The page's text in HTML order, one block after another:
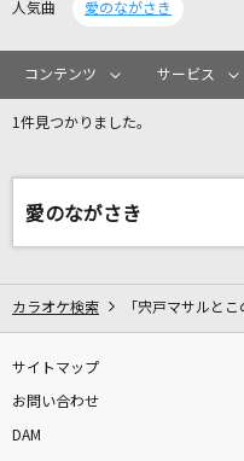
カラ
リアルタイム
L'Arc-en-Ciel
章
人気曲 愛のながさき
コンテンツ サービス
1件見つかりました。
愛のながさき
カラオケ検索 「宍戸マサルと
サイトマップ
お問い合わせ
DAM